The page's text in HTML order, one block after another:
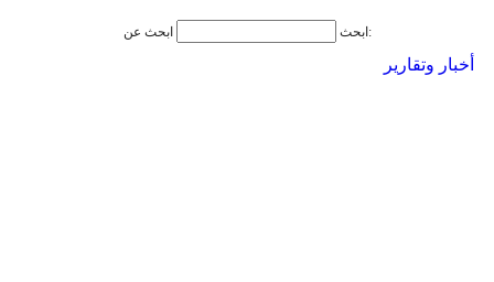
ابحث ابحث عن:
أخبار وتقارير